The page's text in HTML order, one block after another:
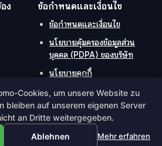
ง ข้อกำหนดและเงื่อนไข
ข้อกำหนดและเงื่อนไข
นโยบายคุ้มครองข้อมูลส่วน
บุคคล (PDPA) ของบริษัท
นโยบายคุกกี้
Cookies, um unsere Website zu
bleiben auf unserem eigenen Server
an Dritte weitergegeben.
Ablehnen Mehr erfahren
by Hosting-Group.​